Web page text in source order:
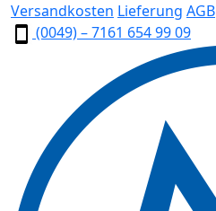
Versandkosten Lieferung AGB
(0049) – 7161 654 99 09